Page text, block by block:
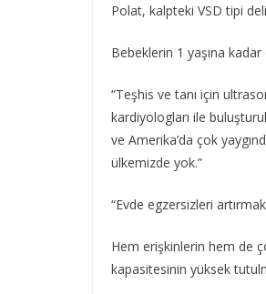
Polat, kalpteki VSD tipi
Bebeklerin 1 yaşına
“Teşhis ve tanı için
kardiyologları ile
ve Amerika’da çok
ülkemizde yok.”
“Evde egzersizleri
Hem erişkinlerin hem de
kapasitesinin yüksek